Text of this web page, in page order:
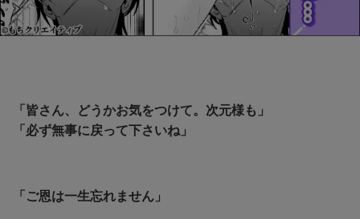
「皆さん、どうかお気をつけて。次元様も」
「必ず無事に戻って下さいね」
「ご恩は一生忘れません」